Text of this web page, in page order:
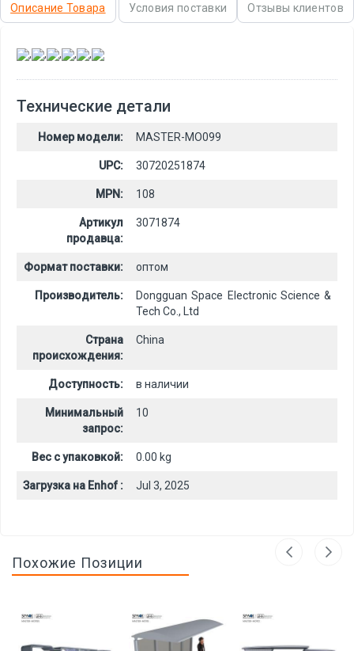
Описание Товара Условия поставки Отзывы клиентов
, , , , ,
Технические детали
Номер модели: MASTER-MO099
UPC: 30720251874
MPN: 108
Артикул
продавца:
3071874
Формат поставки: оптом
Производитель:
Dongguan Space Electronic Science &
Tech Co., Ltd
Страна
происхождения:
China
Доступность: в наличии
Минимальный
запрос:
10
Вес с упаковкой: 0.00 kg
Загрузка на Enhof : Jul 3, 2025
Похожие Позиции